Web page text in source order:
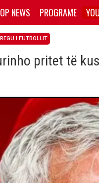
NEWS PROGRAME
I FUTBOLLIT
pritet të